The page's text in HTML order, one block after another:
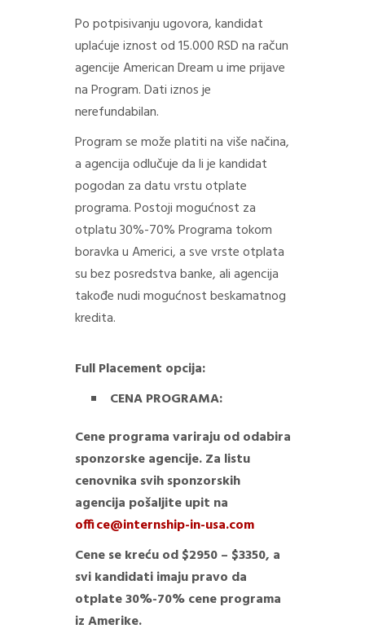
Po potpisivanju ugovora, kandidat
uplaćuje iznost od 15.000 RSD na račun
agencije American Dream u ime prijave
na Program. Dati iznos je
nerefundabilan.
Program se može platiti na više načina,
a agencija odlučuje da li je kandidat
pogodan za datu vrstu otplate
programa. Postoji mogućnost za
otplatu 30%-70% Programa tokom
boravka u Americi, a sve vrste otplata
su bez posredstva banke, ali agencija
takođe nudi mogućnost beskamatnog
kredita.
Full Placement opcija:
CENA PROGRAMA:
Cene programa variraju od odabira
sponzorske agencije. Za listu
cenovnika svih sponzorskih
agencija pošaljite upit na
office@internship-in-usa.com
Cene se kreću od $2950 – $3350, a
svi kandidati imaju pravo da
otplate 30%-70% cene programa
iz Amerike.